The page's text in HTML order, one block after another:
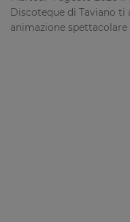
Discoteque di Taviano
animazione